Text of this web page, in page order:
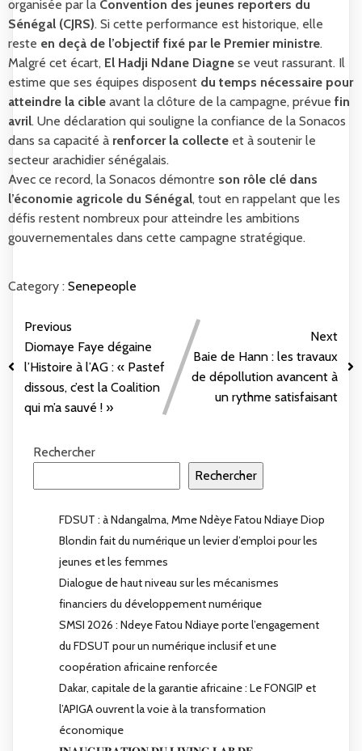
organisée par la Convention des jeunes reporters du
Sénégal (CJRS). Si cette performance est historique, elle
reste en deçà de l’objectif fixé par le Premier ministre.
Malgré cet écart, El Hadji Ndane Diagne se veut rassurant. Il
estime que ses équipes disposent du temps nécessaire pour
atteindre la cible avant la clôture de la campagne, prévue fin
avril. Une déclaration qui souligne la confiance de la Sonacos
dans sa capacité à renforcer la collecte et à soutenir le
secteur arachidier sénégalais.
Avec ce record, la Sonacos démontre son rôle clé dans
l’économie agricole du Sénégal, tout en rappelant que les
défis restent nombreux pour atteindre les ambitions
gouvernementales dans cette campagne stratégique.
Category : Senepeople
Previous
Diomaye Faye dégaine
l’Histoire à l’AG : « Pastef
dissous, c’est la Coalition
qui m’a sauvé ! »
Next
Baie de Hann : les travaux
de dépollution avancent à
un rythme satisfaisant
Rechercher
Rechercher
FDSUT : à Ndangalma, Mme Ndèye Fatou Ndiaye Diop
Blondin fait du numérique un levier d’emploi pour les
jeunes et les femmes
Dialogue de haut niveau sur les mécanismes
financiers du développement numérique
SMSI 2026 : Ndeye Fatou Ndiaye porte l’engagement
du FDSUT pour un numérique inclusif et une
coopération africaine renforcée
Dakar, capitale de la garantie africaine : Le FONGIP et
l’APIGA ouvrent la voie à la transformation
économique